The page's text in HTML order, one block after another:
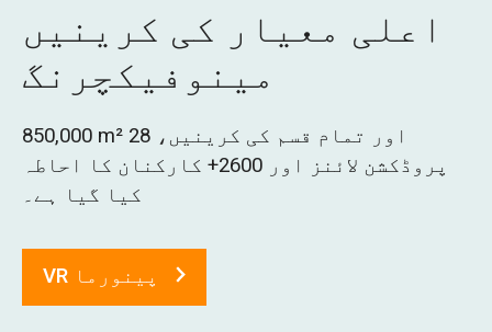
اعلی معیار کی کرینیں
مینوفیکچرنگ
850,000 m² اور تمام قسم کی کرینیں، 28
پروڈکشن لائنز اور 2600+ کارکنان کا احاطہ
کیا گیا ہے۔
VR پینورما
Kiswahili
Dansk
O‘zbekcha